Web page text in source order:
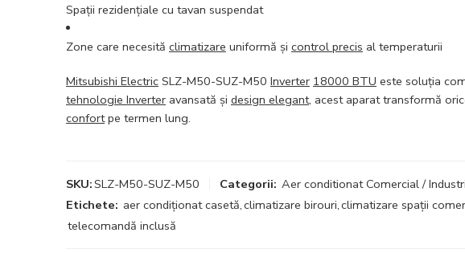
Spații rezidențiale cu tavan suspendat
Zone care necesită climatizare uniformă și control precis al temperaturii
Mitsubishi Electric SLZ-M50-SUZ-M50 Inverter 18000 BTU este soluția
tehnologie Inverter avansată și design elegant, acest aparat transformă
confortpe termen lung.
SKU:SLZ-M50-SUZ-M50 Categorii: Aer conditionat Comercial /
Etichete: aer condiționat casetă,climatizare birouri,climatizare spații
telecomandă inclusă